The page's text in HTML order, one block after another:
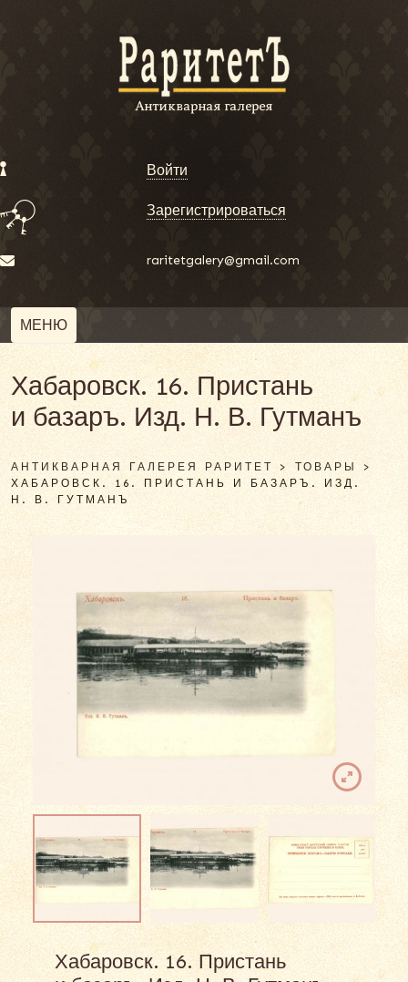
Войти
Зарегистрироваться
raritetgalery@gmail.com
МЕНЮ
Хабаровск. 16. Пристань
и базаръ. Изд. Н. В. Гутманъ
АНТИКВАРНАЯ ГАЛЕРЕЯ РАРИТЕТ > ТОВАРЫ >
ХАБАРОВСК. 16. ПРИСТАНЬ И БАЗАРЪ. ИЗД.
Н. В. ГУТМАНЪ
Хабаровск. 16. Пристань